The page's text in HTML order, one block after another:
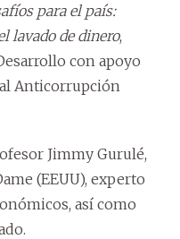
para el país:
lavado de dinero,
con apoyo
Anticorrupción
Jimmy Gurulé,
(EEUU), experto
así como